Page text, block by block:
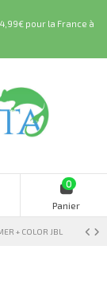
pour la France à
0
Panier
+ COLOR JBL